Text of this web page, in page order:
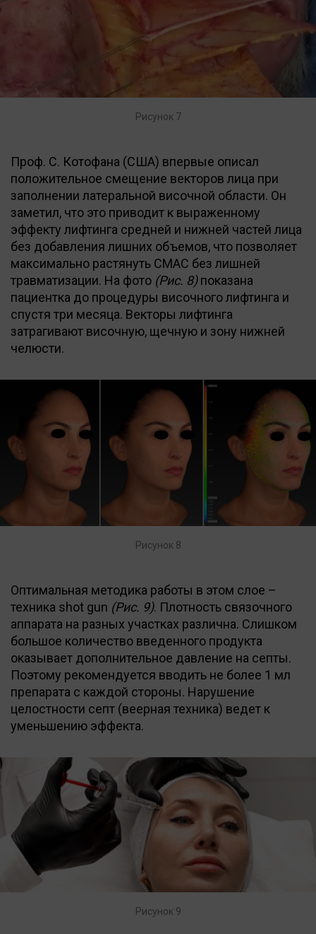
Рисунок 7
Проф. С. Котофана (США) впервые описал
положительное смещение векторов лица при
заполнении латеральной височной области. Он
заметил, что это приводит к выраженному
эффекту лифтинга средней и нижней частей лица
без добавления лишних объемов, что позволяет
максимально растянуть СМАС без лишней
травматизации. На фото (Рис. 8)показана
пациентка до процедуры височного лифтинга и
спустя три месяца. Векторы лифтинга
затрагивают височную, щечную и зону нижней
челюсти.
Рисунок 8
Оптимальная методика работы в этом слое –
техника shot gun (Рис. 9). Плотность связочного
аппарата на разных участках различна. Слишком
большое количество введенного продукта
оказывает дополнительное давление на септы.
Поэтому рекомендуется вводить не более 1 мл
препарата с каждой стороны. Нарушение
целостности септ (веерная техника) ведет к
уменьшению эффекта.
Рисунок 9